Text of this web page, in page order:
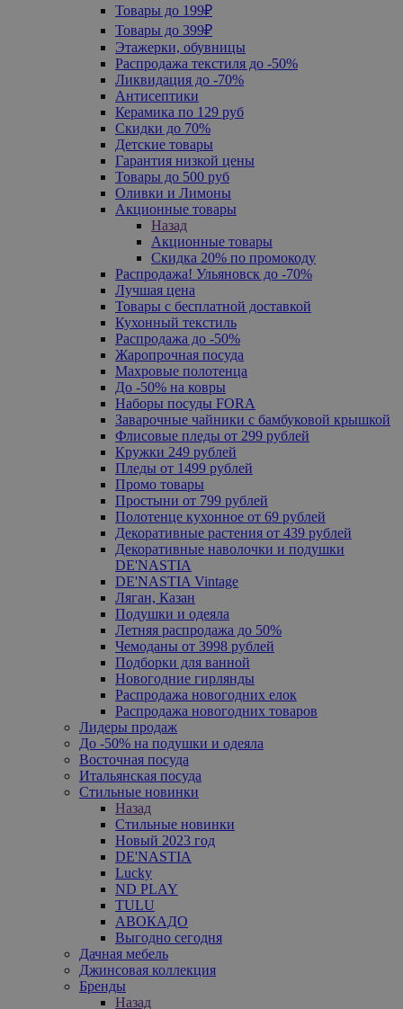
Товары до 199₽
Товары до 399₽
Этажерки, обувницы
Распродажа текстиля до -50%
Ликвидация до -70%
Антисептики
Керамика по 129 руб
Скидки до 70%
Детские товары
Гарантия низкой цены
Товары до 500 руб
Оливки и Лимоны
Акционные товары
Назад
Акционные товары
Скидка 20% по промокоду
Распродажа! Ульяновск до -70%
Лучшая цена
Товары с бесплатной доставкой
Кухонный текстиль
Распродажа до -50%
Жаропрочная посуда
Махровые полотенца
До -50% на ковры
Наборы посуды FORA
Заварочные чайники с бамбуковой крышкой
Флисовые пледы от 299 рублей
Кружки 249 рублей
Пледы от 1499 рублей
Промо товары
Простыни от 799 рублей
Полотенце кухонное от 69 рублей
Декоративные растения от 439 рублей
Декоративные наволочки и подушки
DE'NASTIA
DE'NASTIA Vintage
Ляган, Казан
Подушки и одеяла
Летняя распродажа до 50%
Чемоданы от 3998 рублей
Подборки для ванной
Новогодние гирлянды
Распродажа новогодних елок
Распродажа новогодних товаров
Лидеры продаж
До -50% на подушки и одеяла
Восточная посуда
Итальянская посуда
Стильные новинки
Назад
Стильные новинки
Новый 2023 год
DE'NASTIA
Lucky
ND PLAY
TULU
АВОКАДО
Выгодно сегодня
Дачная мебель
Джинсовая коллекция
Бренды
Назад